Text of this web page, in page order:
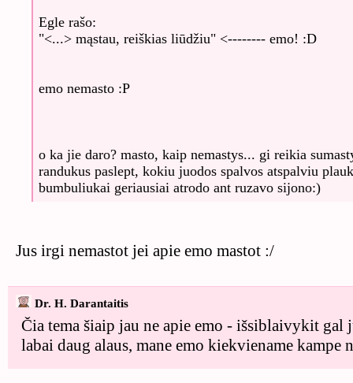
Egle rašo:
"<...> mąstau, reiškias liūdžiu" <-------- emo! :D
emo nemasto :P
o ka jie daro? masto, kaip nemastys... gi reikia
randukus paslept, kokiu juodos spalvos atspalviu
bumbuliukai geriausiai atrodo ant ruzavo sijono:)
Jus irgi nemastot jei apie emo mastot :/
Dr. H. Darantaitis
Čia tema šiaip jau ne apie emo - išsiblaivykit gal
labai daug alaus, mane emo kiekviename kampe